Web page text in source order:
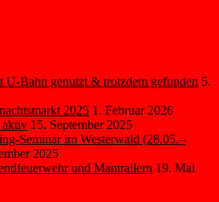
U-Bahn genutzt & trotzdem gefunden 5.
2025 1. Februar 2026
aktiv 15. September 2025
Seminar im Westerwald (28.05.–
2025
und Mantrailern 19. Mai